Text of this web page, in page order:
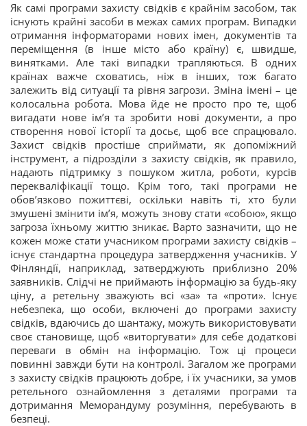
Як самі програми захисту свідків є крайнім засобом, так
існують крайні засоби в межах самих програм. Випадки
отримання інформаторами нових імен, документів та
переміщення (в інше місто або країну) є, швидше,
винятками. Але такі випадки трапляються. В одних
країнах важче сховатись, ніж в інших, тож багато
залежить від ситуації та рівня загрози. Зміна імені – це
колосальна робота. Мова йде не просто про те, щоб
вигадати нове ім’я та зробити нові документи, а про
створення нової історії та досьє, щоб все спрацювало.
Захист свідків простіше сприймати, як допоміжний
інструмент, а підрозділи з захисту свідків, як правило,
надають підтримку з пошуком житла, роботи, курсів
перекваліфікації тощо. Крім того, такі програми не
обов’язково пожиттєві, оскільки навіть ті, хто були
змушені змінити ім’я, можуть знову стати «собою», якщо
загроза їхньому життю зникає. Варто зазначити, що не
кожен може стати учасником програми захисту свідків –
існує стандартна процедура затвердження учасників. У
Фінляндії, наприклад, затверджують приблизно 20%
заявників. Слідчі не приймають інформацію за будь-яку
ціну, а ретельну зважують всі «за» та «проти». Існує
небезпека, що особи, включені до програми захисту
свідків, вдаючись до шантажу, можуть використовувати
своє становище, щоб «виторгувати» для себе додаткові
переваги в обмін на інформацію. Тож ці процеси
повинні завжди бути на контролі. Загалом же програми
з захисту свідків працюють добре, і їх учасники, за умов
ретельного ознайомлення з деталями програми та
дотримання Меморандуму розуміння, перебувають в
безпеці.